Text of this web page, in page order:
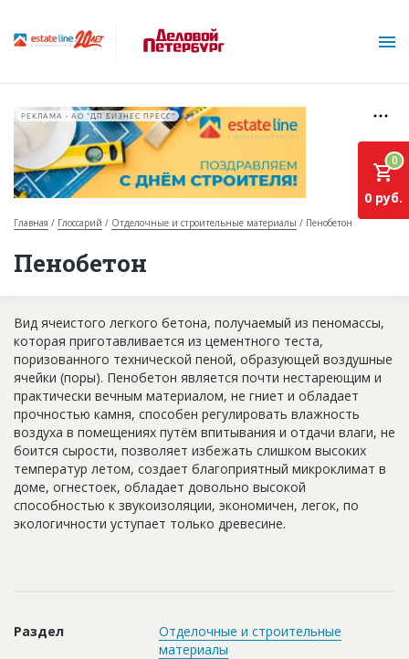
О проекте
База строящихся объектов
Инвестпроекты
Глоссарий
Новости
Платные услуги
Пресс-релизы
Правила работы
РЕКЛАМА • АО "ДП БИЗНЕС ПРЕСС"
Главная Глоссарий Отделочные и строительные материалы Пенобетон
Пенобетон
0
0 руб.
Вид ячеистого легкого бетона, получаемый из пеномассы,
которая приготавливается из цементного теста,
поризованного технической пеной, образующей воздушные
ячейки (поры). Пенобетон является почти нестареющим и
практически вечным материалом, не гниет и обладает
прочностью камня, способен регулировать влажность
воздуха в помещениях путём впитывания и отдачи влаги, не
боится сырости, позволяет избежать слишком высоких
температур летом, создает благоприятный микроклимат в
доме, огнестоек, обладает довольно высокой
способностью к звукоизоляции, экономичен, легок, по
экологичности уступает только древесине.
Раздел
Отделочные и строительные
материалы